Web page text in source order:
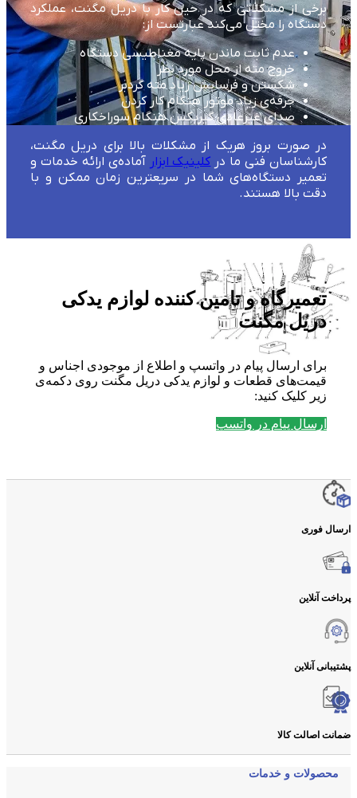
برخی از مشکلاتی که در حین کار با دریل مگنت، عملکرد
دستگاه را مختل می‌کند عبارتست از:
عدم ثابت ماندن پایه مغناطیسی دستگاه
خروج مته از محل مورد نظر
شکستن و فرسایش زیاد مته گردبر
جرقه‌ی زیاد موتور هنگام کار کردن
صدای غیرعادی گیربکس هنگام سوراخکاری
در صورت بروز هریک از مشکلات بالا برای دریل مگنت،
کارشناسان فنی ما درکلینیک ابزار آماده‌ی ارائه خدمات و
تعمیر دستگاه‌های شما در سریعترین زمان ممکن و با
دقت بالا هستند.
تعمیرگاه و تامین کننده لوازم یدکی
دریل مگنت
برای ارسال پیام در واتسپ و اطلاع از موجودی اجناس و
قیمت‌های قطعات و لوازم یدکی دریل مگنت روی دکمه‌ی
زیر کلیک کنید:
ارسال پیام در واتسپ
ارسال فوری
پرداخت آنلاین
پشتیبانی آنلاین
ضمانت اصالت کالا
محصولات و خدمات